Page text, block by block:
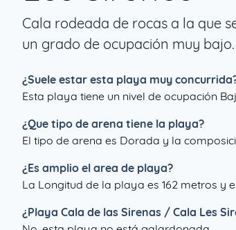
Cala rodeada de rocas a la que
un grado de ocupación muy bajo.
¿Suele estar esta playa muy
Esta playa tiene un nivel de ocupación
¿Que tipo de arena tiene la playa?
El tipo de arena es Dorada y la
¿Es amplio el area de playa?
La Longitud de la playa es 162 metros y
¿Playa Cala de las Sirenas / Cala Les